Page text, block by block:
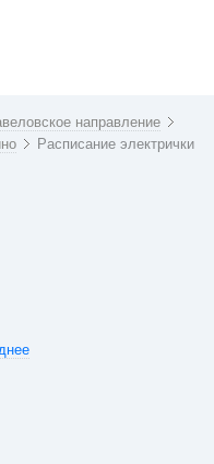
направление
Расписание электрички